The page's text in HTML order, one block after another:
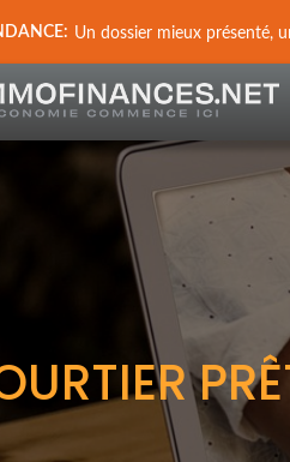
Un dossier mieux présenté,